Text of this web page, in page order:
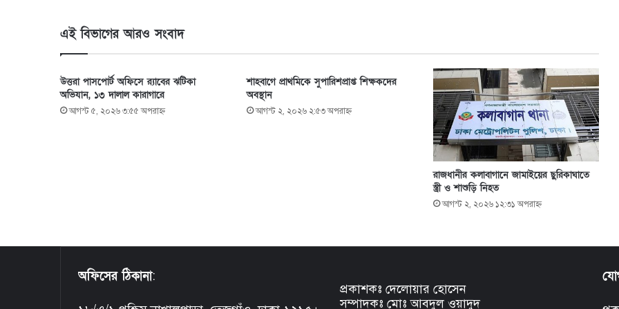
এই বিভাগের আরও সংবাদ
উত্তরা পাসপোর্ট অফিসে র‍্যাবের ঝটিকা
অভিযান, ১৩ দালাল কারাগারে
আগস্ট ৫, ২০২৬ ৩:৫৫ অপরাহ্ণ
শাহবাগে প্রাথমিকে সুপারিশপ্রাপ্ত শিক্ষকদের
অবস্থান
আগস্ট ২, ২০২৬ ২:৫৩ অপরাহ্ণ
রাজধানীর কলাবাগানে জামাইয়ের ছুরিকাঘাতে
স্ত্রী ও শাশুড়ি নিহত
আগস্ট ২, ২০২৬ ১২:৩১ অপরাহ্ণ
অফিসের ঠিকানা:
প্রকাশকঃ দেলোয়ার হোসেন
সম্পাদকঃ মোঃ আবদুল ওয়াদুদ